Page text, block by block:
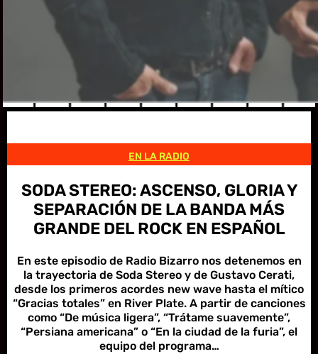
EN LA RADIO
SODA STEREO: ASCENSO, GLORIA Y
SEPARACIÓN DE LA BANDA MÁS
GRANDE DEL ROCK EN ESPAÑOL
En este episodio de Radio Bizarro nos detenemos en
la trayectoria de Soda Stereo y de Gustavo Cerati,
desde los primeros acordes new wave hasta el mítico
“Gracias totales” en River Plate. A partir de canciones
como “De música ligera”, “Trátame suavemente”,
“Persiana americana” o “En la ciudad de la furia”, el
equipo del programa…